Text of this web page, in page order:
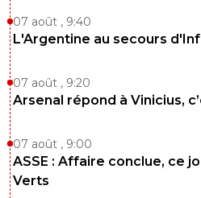
07 août , 9:40
L'Argentine au secours
07 août , 9:20
Arsenal répond à Vinicius,
07 août , 9:00
ASSE : Affaire conclue, ce
Verts